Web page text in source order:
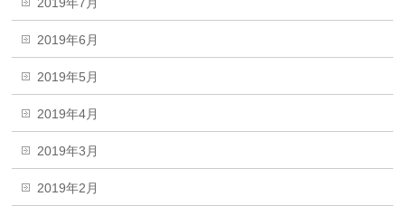
2019年6月
2019年5月
2019年4月
2019年3月
2019年2月